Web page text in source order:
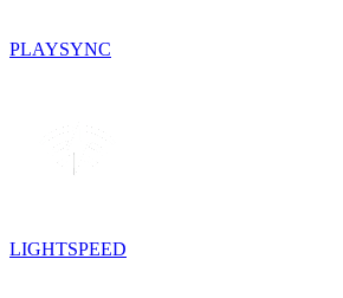
PLAYSYNC
LIGHTSPEED